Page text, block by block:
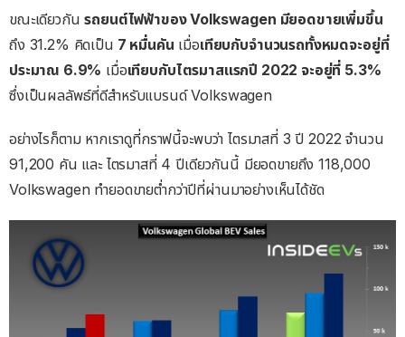
ขณะเดียวกันรถยนต์ไฟฟ้าของ Volkswagen มียอดขายเพิ่มขึ้น
ถึง 31.2% คิดเป็น 7 หมื่นคัน เมื่อเทียบกับจำนวนรถทั้งหมดจะอยู่ที่
ประมาณ 6.9% เมื่อเทียบกับไตรมาสแรกปี 2022 จะอยู่ที่ 5.3%
ซึ่งเป็นผลลัพธ์ที่ดีสำหรับแบรนด์ Volkswagen
อย่างไรก็ตาม หากเราดูที่กราฟนี้จะพบว่า ไตรมาสที่ 3 ปี 2022 จำนวน
91,200 คัน และ ไตรมาสที่ 4 ปีเดียวกันนี้ มียอดขายถึง 118,000
Volkswagen ทำยอดขายต่ำกว่าปีที่ผ่านมาอย่างเห็นได้ชัด